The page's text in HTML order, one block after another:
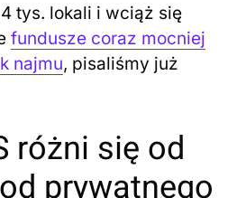
tys. lokali i wciąż się
fundusze coraz mocniej
najmu, pisaliśmy już
różni się od
prywatnego